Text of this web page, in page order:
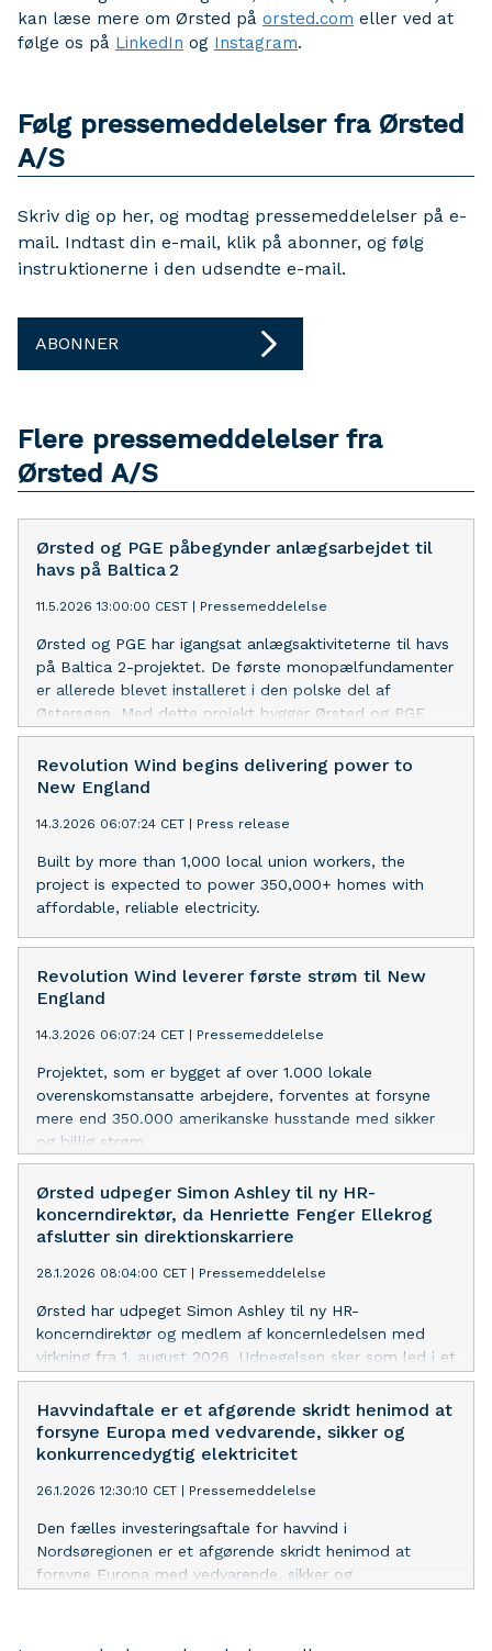
kan læse mere om Ørsted på orsted.com eller ved at
følge os på LinkedIn og Instagram.
Følg pressemeddelelser fra Ørsted
A/S
Skriv dig op her, og modtag pressemeddelelser på e-
mail. Indtast din e-mail, klik på abonner, og følg
instruktionerne i den udsendte e-mail.
ABONNER
Flere pressemeddelelser fra
Ørsted A/S
Ørsted og PGE påbegynder anlægsarbejdet til
havs på Baltica 2
11.5.2026 13:00:00 CEST Pressemeddelelse
Ørsted og PGE har igangsat anlægsaktiviteterne til havs
på Baltica 2-projektet. De første monopælfundamenter
er allerede blevet installeret i den polske del af
Østersøen. Med dette projekt bygger Ørsted og PGE
Polens største havvindmøllepark på 1,5 GW, hvilket er
nok til at forsyne 2,5 millioner polske husstande med
strøm.
Revolution Wind begins delivering power to
New England
14.3.2026 06:07:24 CET Press release
Built by more than 1,000 local union workers, the
project is expected to power 350,000+ homes with
affordable, reliable electricity.
Revolution Wind leverer første strøm til New
England
14.3.2026 06:07:24 CET Pressemeddelelse
Projektet, som er bygget af over 1.000 lokale
overenskomstansatte arbejdere, forventes at forsyne
mere end 350.000 amerikanske husstande med sikker
og billig strøm.
Ørsted udpeger Simon Ashley til ny HR-
koncerndirektør, da Henriette Fenger Ellekrog
afslutter sin direktionskarriere
28.1.2026 08:04:00 CET Pressemeddelelse
Ørsted har udpeget Simon Ashley til ny HR-
koncerndirektør og medlem af koncernledelsen med
virkning fra 1. august 2026. Udpegelsen sker som led i et
planlagt lederskifte, da Henriette Fenger Ellekrog,
nuværende HR-koncerndirektør, har valgt at afslutte sin
direktionskarriere.
Havvindaftale er et afgørende skridt henimod at
forsyne Europa med vedvarende, sikker og
konkurrencedygtig elektricitet
26.1.2026 12:30:10 CET Pressemeddelelse
Den fælles investeringsaftale for havvind i
Nordsøregionen er et afgørende skridt henimod at
forsyne Europa med vedvarende, sikker og